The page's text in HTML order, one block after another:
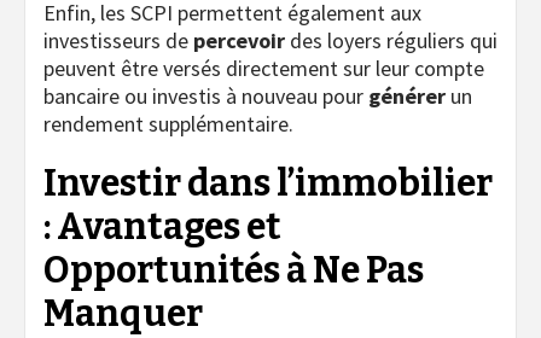
Enfin, les SCPI permettent également aux
investisseurs de percevoir des loyers réguliers qui
peuvent être versés directement sur leur compte
bancaire ou investis à nouveau pour générer un
rendement supplémentaire.
Investir dans l’immobilier
: Avantages et
Opportunités à Ne Pas
Manquer